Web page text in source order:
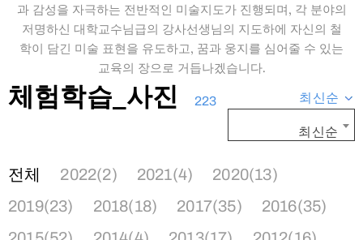
과 감성을 자극하는 전반적인 미술지도가 진행되며, 각 분야의
저명하신 대학교수님급의 강사선생님의 지도하에 자신의 철
학이 담긴 미술 표현을 유도하고, 꿈과 웅지를 심어줄 수 있는
교육의 장으로 거듭나겠습니다.
체험학습_사진 223 최신순
최신순
전체 2022(2) 2021(4)
2020(13)
2019(23)
2018(18) 2017(35)
2016(35)